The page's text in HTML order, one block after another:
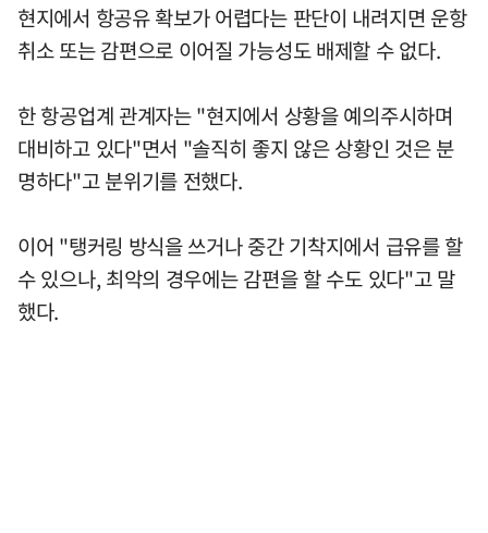
현지에서 항공유 확보가 어렵다는 판단이 내려지면 운항
취소 또는 감편으로 이어질 가능성도 배제할 수 없다.
한 항공업계 관계자는 "현지에서 상황을 예의주시하며
대비하고 있다"면서 "솔직히 좋지 않은 상황인 것은 분
명하다"고 분위기를 전했다.
이어 "탱커링 방식을 쓰거나 중간 기착지에서 급유를 할
수 있으나, 최악의 경우에는 감편을 할 수도 있다"고 말
했다.